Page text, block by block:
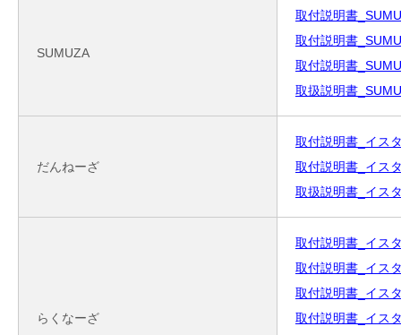
SUMUZA
取付説明書
取付説明書
取付説明書
取扱説明書
だんねーざ
取付説明書_イス
取付説明書_イス
取扱説明書_イス
らくなーざ
取付説明書_イス
取付説明書_イス
取付説明書_イス
取付説明書_イス